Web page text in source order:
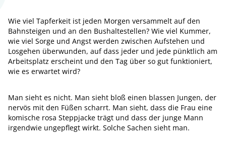
Wie viel Tapferkeit ist jeden Morgen versammelt auf den
Bahnsteigen und an den Bushaltestellen? Wie viel Kummer,
wie viel Sorge und Angst werden zwischen Aufstehen und
Losgehen überwunden, auf dass jeder und jede pünktlich am
Arbeitsplatz erscheint und den Tag über so gut funktioniert,
wie es erwartet wird?
Man sieht es nicht. Man sieht bloß einen blassen Jungen, der
nervös mit den Füßen scharrt. Man sieht, dass die Frau eine
komische rosa Steppjacke trägt und dass der junge Mann
irgendwie ungepflegt wirkt. Solche Sachen sieht man.